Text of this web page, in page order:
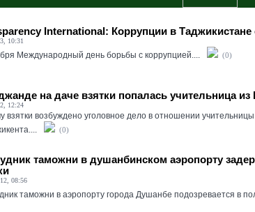
International: Коррупции в
10:31
Международный день борьбы с коррупцией.... (0)
на даче взятки попалась учительница из
12:24
взятки возбуждено уголовное дело в отношении
(0)
таможни в душанбинском аэропорту
08:56
таможни в аэропорту города Душанбе подозревается в